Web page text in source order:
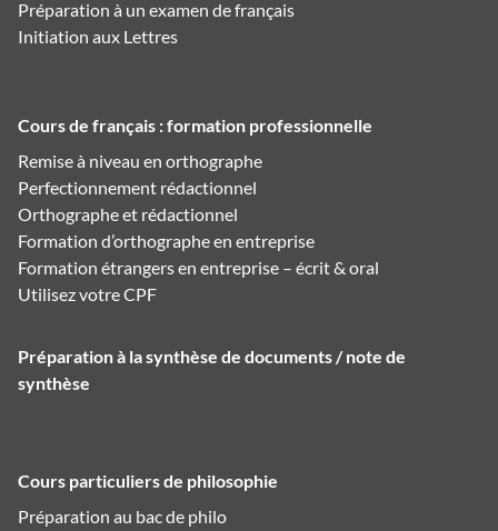
Préparation à un examen de français
Initiation aux Lettres
Cours de français : formation professionnelle
Remise à niveau en orthographe
Perfectionnement rédactionnel
Orthographe et rédactionnel
Formation d’orthographe en entreprise
Formation étrangers en entreprise – écrit & oral
Utilisez votre CPF
Préparation à la synthèse de documents / note de
synthèse
Cours particuliers de philosophie
Préparation au bac de philo